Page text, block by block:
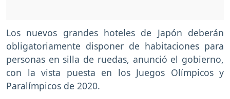
Los nuevos grandes hoteles de Japón deberán
obligatoriamente disponer de habitaciones para
personas en silla de ruedas, anunció el gobierno,
con la vista puesta en los Juegos Olímpicos y
Paralímpicos de 2020.